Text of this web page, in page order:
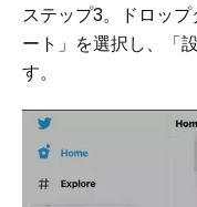
ステップ3。ドロッ
ート」を選択し、「
す。